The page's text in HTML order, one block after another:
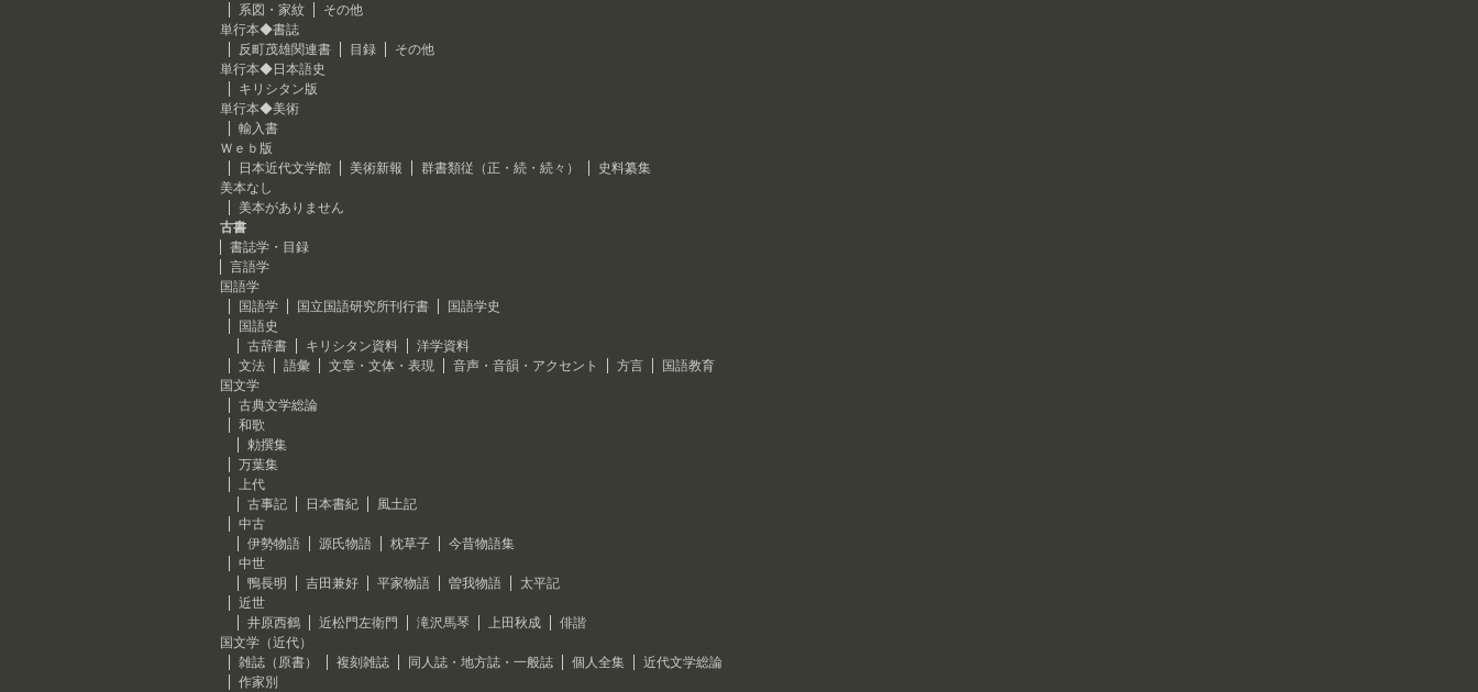
系図・家紋
その他
単行本◆書誌
反町茂雄関連書
目録
その他
単行本◆日本語史
キリシタン版
単行本◆美術
輸入書
Ｗｅｂ版
日本近代文学館
美術新報 群書類従（正・続・続々）
史料纂集
美本なし
美本がありません
古書
書誌学・目録
言語学
国語学
国語学
国立国語研究所刊行書
国語学史
国語史
古辞書
キリシタン資料
洋学資料
文法
語彙 文章・文体・表現 音声・音韻・アクセント 方言
国語教育
国文学
古典文学総論
和歌
勅撰集
万葉集
上代
古事記
日本書紀
風土記
中古
伊勢物語
源氏物語 枕草子
今昔物語集
中世
鴨長明
吉田兼好 平家物語 曽我物語
太平記
近世
井原西鶴
近松門左衛門 滝沢馬琴 上田秋成
俳諧
国文学（近代）
雑誌（原書）
複刻雑誌 同人誌・地方誌・一般誌 個人全集
近代文学総論
作家別